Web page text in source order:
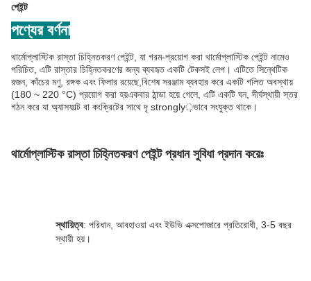
পেইন্ট
পণ্যের বর্ণনা
থার্মোপ্লাস্টিক রাস্তা চিহ্নিতকরণ পেইন্ট, যা গরম-প্রয়োগ করা থার্মোপ্লাস্টিক পেইন্ট নামেও
পরিচিত, এটি রাস্তার চিহ্নিতকরণের জন্য ব্যবহৃত একটি টেকসই লেপ। এটিতে সিন্থেটিক
রজন, কাঁচের মণু, রঙ্গক এবং ফিলার রয়েছে,বিশেষ সরঞ্জাম ব্যবহার করে একটি গলিত অবস্থায়
(180 ~ 220 °C) প্রয়োগ করা হয়একবার ঠান্ডা হয়ে গেলে, এটি একটি ঘন, দীর্ঘস্থায়ী স্তর
গঠন করে যা অ্যাসফাল্ট বা কংক্রিটের সাথে দৃ strongly়ভাবে সংযুক্ত থাকে।
থার্মোপ্লাস্টিক রাস্তা চিহ্নিতকরণ পেইন্ট প্রধান সুবিধা প্রদান করেঃ
স্থায়িত্ব: পরিধান, আবহাওয়া এবং ইউভি এক্সপোজারে প্রতিরোধী, 3-5 বছর
স্থায়ী হয়।